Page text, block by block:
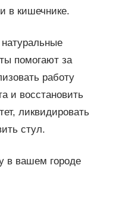
в кишечнике.
помогают за
работу
и восстановить
ликвидировать
стул.
в вашем городе